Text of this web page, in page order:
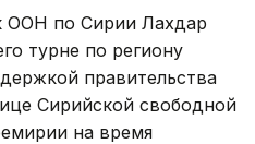
ООН по Сирии Лахдар
турне по региону
правительства
Сирийской свободной
на время